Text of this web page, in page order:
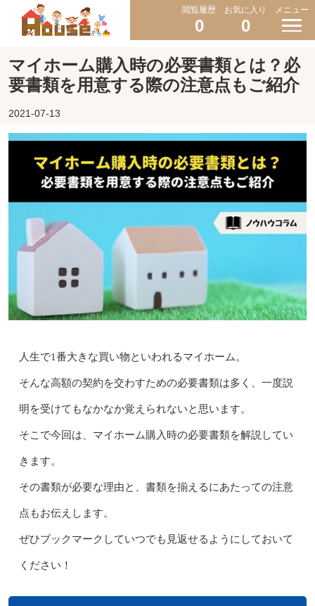
閲覧履歴
0
お気に入り
0
メニュー
マイホーム購入時の必要書類とは？必
要書類を用意する際の注意点もご紹介
2021-07-13
人生で1番大きな買い物といわれるマイホーム。
そんな高額の契約を交わすための必要書類は多く、一度説
明を受けてもなかなか覚えられないと思います。
そこで今回は、マイホーム購入時の必要書類を解説してい
きます。
その書類が必要な理由と、書類を揃えるにあたっての注意
点もお伝えします。
ぜひブックマークしていつでも見返せるようにしておいて
ください！